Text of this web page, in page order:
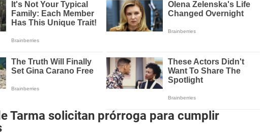
Tarma solicitan prórroga para cumplir